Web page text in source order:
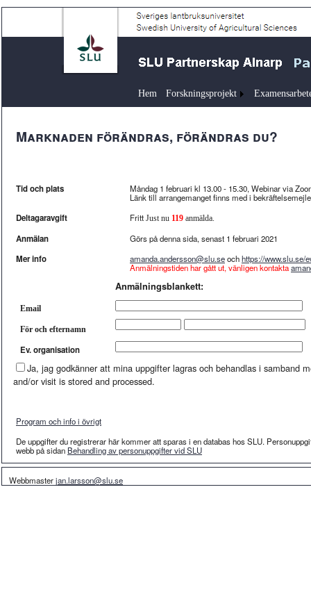
Hem Forskningsprojekt
Marknaden förändras, förändras du?
Tid och plats
Måndag 1 februari kl 13.00 - 15.30, Webinar via
Länk till arrangemanget finns med i
Deltagaravgift Fritt Just nu 119 anmälda.
Anmälan Görs på denna sida, senast 1 februari 2021
Mer info amanda.andersson@slu.seochhttps://www.slu.se/
Anmälningstiden har gått ut, vänligen kontakta
Anmälningsblankett:
Email
För och efternamn
Ev. organisation
Ja, jag godkänner att mina uppgifter lagras och behandlas i samband
and/or visit is stored and processed.
Program och info i övrigt
De uppgifter du registrerar här kommer att sparas i en databas hos SLU.
webb på sidan Behandling av personuppgifter vid SLU
Webbmasterjan.larsson@slu.se